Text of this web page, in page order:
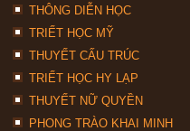
THÔNG DIỄN HỌC
TRIẾT HỌC MỸ
THUYẾT CẤU TRÚC
TRIẾT HỌC HY LẠP
THUYẾT NỮ QUYỀN
PHONG TRÀO KHAI MINH